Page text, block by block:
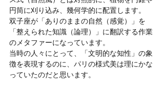
円筒に刈り込み、幾何学的に配置します。
双子座が「ありのままの自然（感覚）」を
「整えられた知識（論理）」に翻訳する作業
のメタファーになっています。
当時の人々にとって、「文明的な知性」の象
徴を表現するのに、パリの様式美は理にかな
っていたのだと思います。